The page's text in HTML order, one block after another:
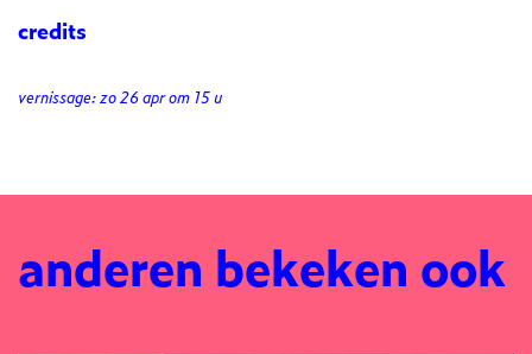
credits
vernissage: zo 26 apr om 15 u
anderen bekeken ook